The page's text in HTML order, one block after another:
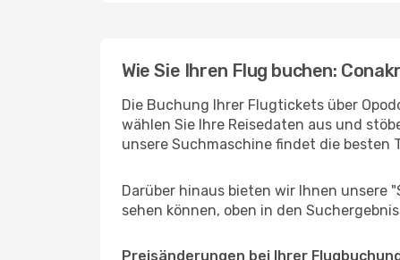
Wie Sie Ihren Flug buchen:
Die Buchung Ihrer Flugtickets über
wählen Sie Ihre Reisedaten aus und
unsere Suchmaschine findet die besten
Darüber hinaus bieten wir Ihnen unsere
sehen können, oben in den
Preisänderungen bei Ihrer